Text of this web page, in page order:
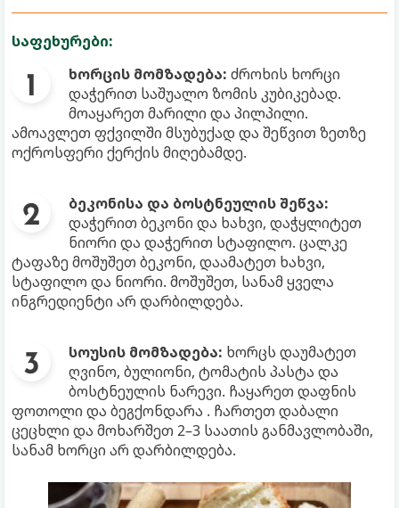
საფეხურები:
ხორცის მომზადება: ძროხის ხორცი
დაჭერით საშუალო ზომის კუბიკებად.
მოაყარეთ მარილი და პილპილი.
ამოავლეთ ფქვილში მსუბუქად და შეწვით ზეთზე
ოქროსფერი ქერქის მიღებამდე.
ბეკონისა და ბოსტნეულის შეწვა:
დაჭერით ბეკონი და ხახვი, დაჭყლიტეთ
ნიორი და დაჭერით სტაფილო. ცალკე
ტაფაზე მოშუშეთ ბეკონი, დაამატეთ ხახვი,
სტაფილო და ნიორი. მოშუშეთ, სანამ ყველა
ინგრედიენტი არ დარბილდება.
სოუსის მომზადება: ხორცს დაუმატეთ
ღვინო, ბულიონი, ტომატის პასტა და
ბოსტნეულის ნარევი. ჩაყარეთ დაფნის
ფოთოლი და ბეგქონდარა . ჩართეთ დაბალი
ცეცხლი და მოხარშეთ 2–3 საათის განმავლობაში,
სანამ ხორცი არ დარბილდება.